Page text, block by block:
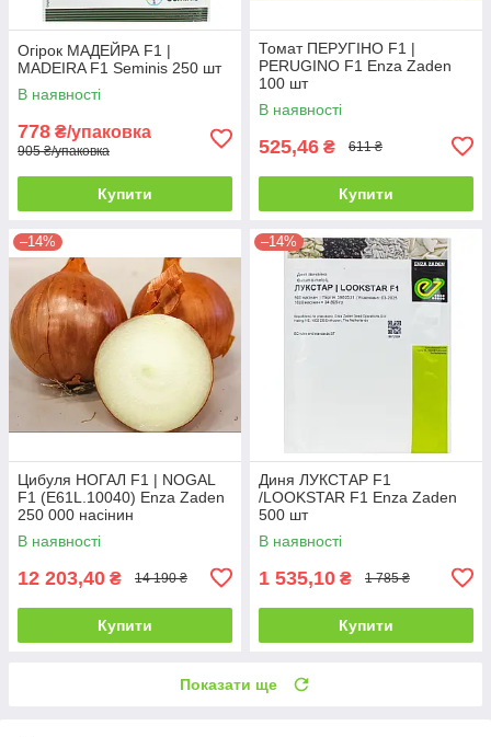
Огірок МАДЕЙРА F1 |
MADEIRA F1 Seminis 250 шт
В наявності
778 ₴/упаковка
905 ₴/упаковка
Купити
Томат ПЕРУГІНО F1 |
PERUGINO F1 Enza Zaden
100 шт
В наявності
525,46 ₴ 611 ₴
Купити
–14%
Цибуля НОГАЛ F1 | NOGAL
F1 (E61L.10040) Enza Zaden
250 000 насінин
В наявності
12 203,40 ₴ 14 190 ₴
Купити
–14%
Диня ЛУКСТАР F1
/LOOKSTAR F1 Enza Zaden
500 шт
В наявності
1 535,10 ₴ 1 785 ₴
Купити
Показати ще